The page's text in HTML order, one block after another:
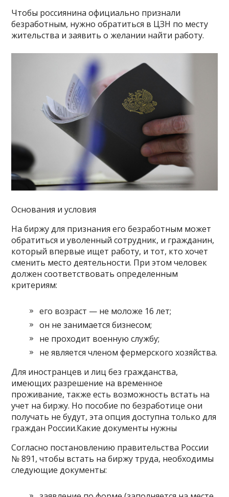
Чтобы россиянина официально признали
безработным, нужно обратиться в ЦЗН по месту
жительства и заявить о желании найти работу.
Основания и условия
На биржу для признания его безработным может
обратиться и уволенный сотрудник, и гражданин,
который впервые ищет работу, и тот, кто хочет
сменить место деятельности. При этом человек
должен соответствовать определенным
критериям:
его возраст — не моложе 16 лет;
он не занимается бизнесом;
не проходит военную службу;
не является членом фермерского хозяйства.
Для иностранцев и лиц без гражданства,
имеющих разрешение на временное
проживание, также есть возможность встать на
учет на биржу. Но пособие по безработице они
получать не будут, эта опция доступна только для
граждан России.Какие документы нужны
Согласно постановлению правительства России
№ 891, чтобы встать на биржу труда, необходимы
следующие документы: